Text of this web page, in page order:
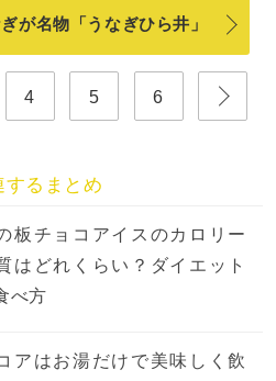
が名物「うなぎひら井」
4 5 6
するまとめ
板チョコアイスのカロリー
はどれくらい？ダイエット
べ方
アはお湯だけで美味しく飲